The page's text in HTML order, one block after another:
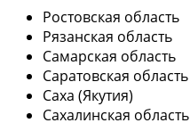
Ростовская область
Рязанская область
Самарская область
Саратовская область
Саха (Якутия)
Сахалинская область